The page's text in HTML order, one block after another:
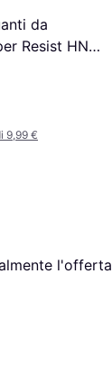
da
Resist HN
9,99 €
l'offerta